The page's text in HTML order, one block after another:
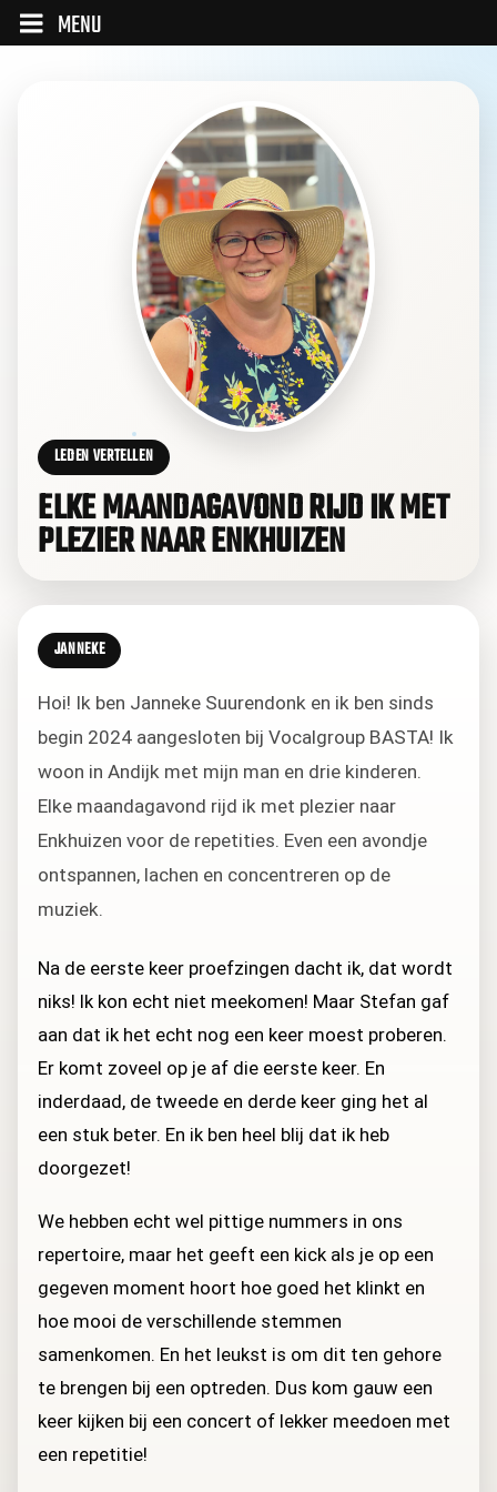
MENU
LEDEN VERTELLEN
ELKE MAANDAGAVOND RIJD IK MET
PLEZIER NAAR ENKHUIZEN
JANNEKE
Hoi! Ik ben Janneke Suurendonk en ik ben sinds
begin 2024 aangesloten bij Vocalgroup BASTA! Ik
woon in Andijk met mijn man en drie kinderen.
Elke maandagavond rijd ik met plezier naar
Enkhuizen voor de repetities. Even een avondje
ontspannen, lachen en concentreren op de
muziek.
Na de eerste keer proefzingen dacht ik, dat wordt
niks! Ik kon echt niet meekomen! Maar Stefan gaf
aan dat ik het echt nog een keer moest proberen.
Er komt zoveel op je af die eerste keer. En
inderdaad, de tweede en derde keer ging het al
een stuk beter. En ik ben heel blij dat ik heb
doorgezet!
We hebben echt wel pittige nummers in ons
repertoire, maar het geeft een kick als je op een
gegeven moment hoort hoe goed het klinkt en
hoe mooi de verschillende stemmen
samenkomen. En het leukst is om dit ten gehore
te brengen bij een optreden. Dus kom gauw een
keer kijken bij een concert of lekker meedoen met
een repetitie!